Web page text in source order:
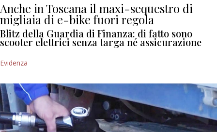
Anche in Toscana il maxi-sequestro di
migliaia di e-bike fuori regola
Blitz della Guardia di Finanza: di fatto sono
scooter elettrici senza targa né assicurazione
Evidenza